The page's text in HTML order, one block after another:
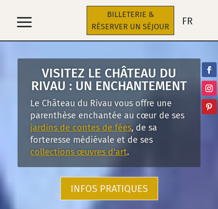
FR
VISITEZ LE CHÂTEAU DU
RIVAU : UN ENCHANTEMENT
Le Château du Rivau vous offre une
parenthèse enchantée au cœur de ses
jardins de contes de fées, de sa
forteresse médiévale et de ses
collections œuvres d'art.
INFOS PRATIQUES